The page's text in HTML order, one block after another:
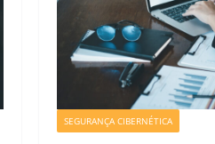
SEGURANÇA CIBERNÉTICA